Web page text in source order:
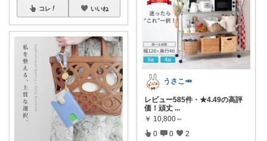
コレ いいね
うさこ🥕
レビュー585件・★4.49の高評
価！頑丈 ...
￥ 10,800～
0 0 2